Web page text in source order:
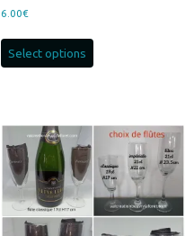
6.00€
Select options